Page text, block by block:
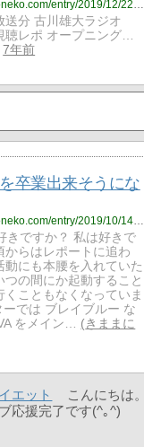
https://www.kimama-kuroneko.com/entry/2019/12/22/124602
分 古川雄大ラジオ
聴レポ オープニング…
7年前
卒業出来そうにな
https://www.kimama-kuroneko.com/entry/2019/10/14/072926
ですか？ 私は好きで
からはレポートに追わ
動にも本腰を入れていた
の間にか起動すること
くこともなくなっていま
では ブレイブルー な
をメイン…
きままに
エット
こんにちは。
応援完了です(^｡^)